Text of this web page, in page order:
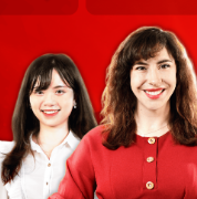
thường gặp